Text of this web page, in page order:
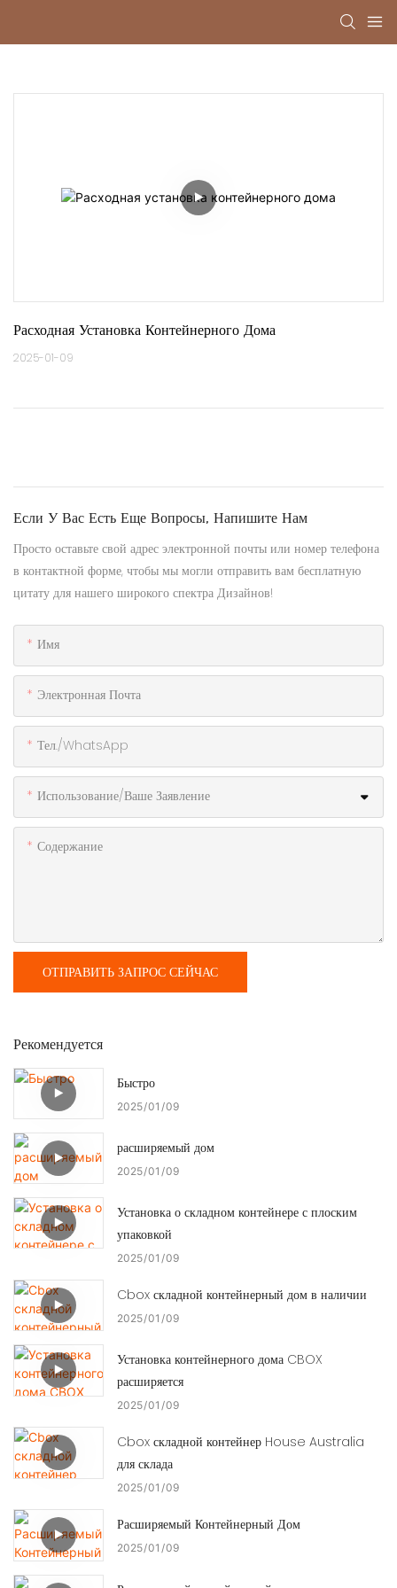
Расходная Установка Контейнерного Дома
2025-01-09
Если У Вас Есть Еще Вопросы, Напишите Нам
Просто оставьте свой адрес электронной почты или номер телефона
в контактной форме, чтобы мы могли отправить вам бесплатную
цитату для нашего широкого спектра Дизайнов!
Имя
Электронная Почта
Тел./WhatsApp
Использование/ваше Заявление
Содержание
ОТПРАВИТЬ ЗАПРОС СЕЙЧАС
Рекомендуется
Быстро
2025 01 09
расширяемый дом
2025 01 09
Установка о складном контейнере с плоским
упаковкой
2025 01 09
Cbox складной контейнерный дом в наличии
2025 01 09
Установка контейнерного дома CBOX
расширяется
2025 01 09
Cbox складной контейнер House Australia
для склада
2025 01 09
Расширяемый Контейнерный Дом
2025 01 09